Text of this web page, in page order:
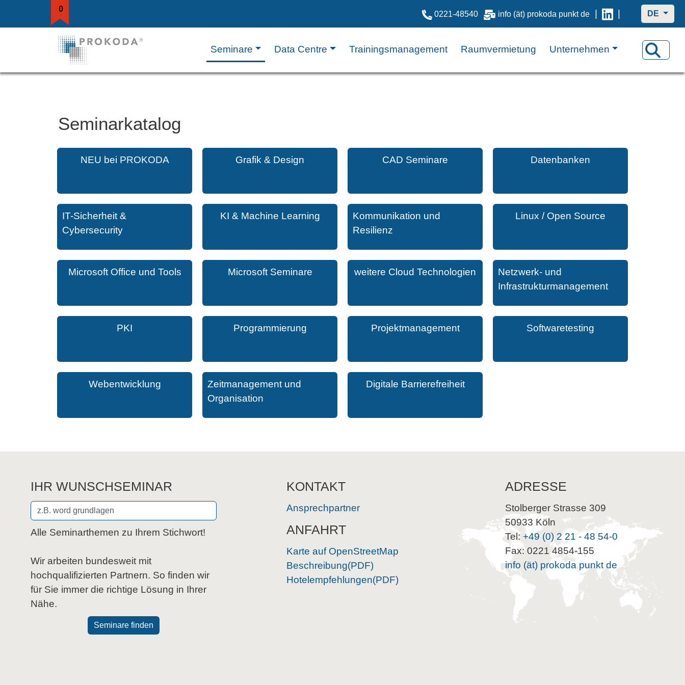
0
0221-48540 info (ät) prokoda punkt de | | DE
Seminare Data Centre Trainingsmanagement Raumvermietung Unternehmen
Seminarkatalog
NEU bei PROKODA Grafik & Design CAD Seminare Datenbanken
IT-Sicherheit &
Cybersecurity
KI & Machine Learning
Kommunikation und
Resilienz
Linux / Open Source
Microsoft Office und Tools Microsoft Seminare weitere Cloud Technologien
Netzwerk- und
Infrastrukturmanagement
PKI Programmierung Projektmanagement Softwaretesting
Webentwicklung
Zeitmanagement und
Organisation
Digitale Barrierefreiheit
IHR WUNSCHSEMINAR
Alle Seminarthemen zu Ihrem Stichwort!
Wir arbeiten bundesweit mit
hochqualifizierten Partnern. So finden wir
für Sie immer die richtige Lösung in Ihrer
Nähe.
Seminare finden
KONTAKT
Ansprechpartner
ANFAHRT
Karte auf OpenStreetMap
Beschreibung(PDF)
Hotelempfehlungen(PDF)
ADRESSE
Stolberger Strasse 309
50933 Köln
Tel: +49 (0) 2 21 - 48 54-0
Fax: 0221 4854-155
info (ät) prokoda punkt de